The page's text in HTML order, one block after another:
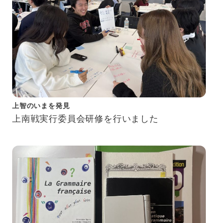
上智のいまを発見
上南戦実行委員会研修を行いました